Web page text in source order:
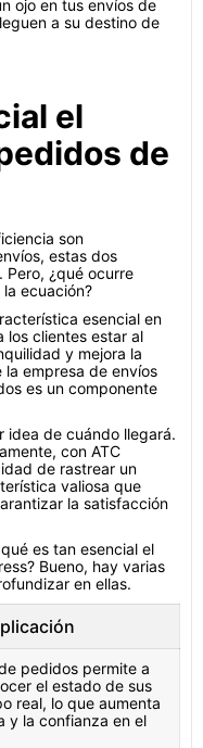
ojo en tus envíos de
a su destino de
el
de
son
estas dos
Pero, ¿qué ocurre
ecuación?
esencial en
los clientes estar al
y mejora la
empresa de envíos
es un componente
idea de cuándo llegará.
con ATC
de rastrear un
valiosa que
la satisfacción
es tan esencial el
Bueno, hay varias
en ellas.
pedidos permite a
el estado de sus
real, lo que aumenta
y la confianza en el